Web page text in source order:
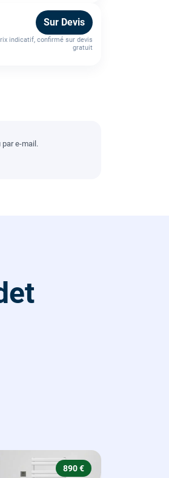
Sur Devis
indicatif, confirmé sur devis
gratuit
e-mail.
890 €